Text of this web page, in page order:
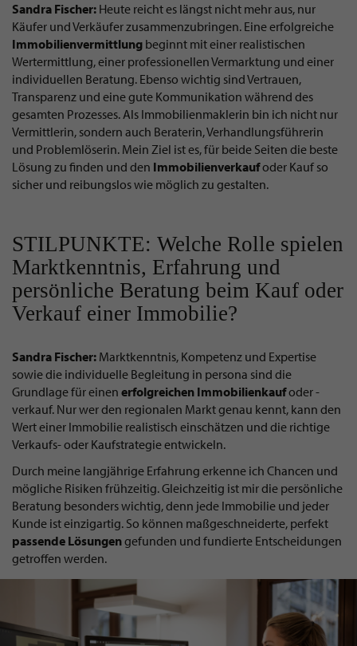
Sandra Fischer: Heute reicht es längst nicht mehr aus, nur
Käufer und Verkäufer zusammenzubringen. Eine erfolgreiche
Immobilienvermittlung beginnt mit einer realistischen
Wertermittlung, einer professionellen Vermarktung und einer
individuellen Beratung. Ebenso wichtig sind Vertrauen,
Transparenz und eine gute Kommunikation während des
gesamten Prozesses. Als Immobilienmaklerin bin ich nicht nur
Vermittlerin, sondern auch Beraterin, Verhandlungsführerin
und Problemlöserin. Mein Ziel ist es, für beide Seiten die beste
Lösung zu finden und den Immobilienverkaufoder Kauf so
sicher und reibungslos wie möglich zu gestalten.
STILPUNKTE: Welche Rolle spielen
Marktkenntnis, Erfahrung und
persönliche Beratung beim Kauf oder
Verkauf einer Immobilie?
Sandra Fischer: Marktkenntnis, Kompetenz und Expertise
sowie die individuelle Begleitung in persona sind die
Grundlage für einen erfolgreichen Immobilienkaufoder -
verkauf. Nur wer den regionalen Markt genau kennt, kann den
Wert einer Immobilie realistisch einschätzen und die richtige
Verkaufs- oder Kaufstrategie entwickeln.
Durch meine langjährige Erfahrung erkenne ich Chancen und
mögliche Risiken frühzeitig. Gleichzeitig ist mir die persönliche
Beratung besonders wichtig, denn jede Immobilie und jeder
Kunde ist einzigartig. So können maßgeschneiderte, perfekt
passende Lösungengefunden und fundierte Entscheidungen
getroffen werden.